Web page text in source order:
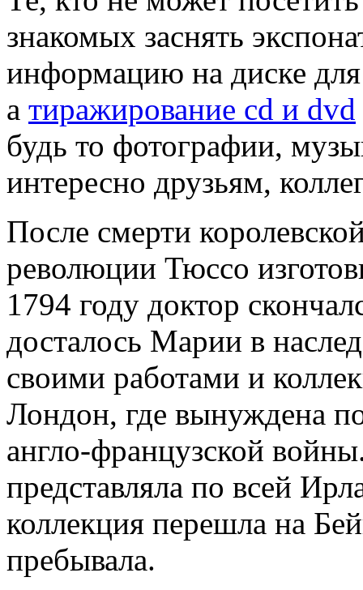
знакомых заснять
информацию на диске
а тиражирование cd и dvd
будь то фотографии,
интересно друзьям,
После смерти
революции Тюссо
1794 году доктор
досталось Марии в
своими работами и
Лондон, где вынуждена
англо-французской
представляла по всей
коллекция перешла на
пребывала.